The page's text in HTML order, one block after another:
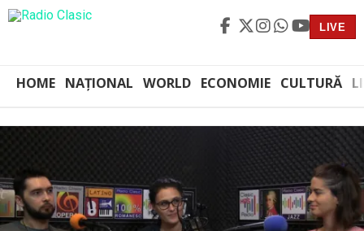
LIVE
HOME NAȚIONAL WORLD ECONOMIE CULTURĂ